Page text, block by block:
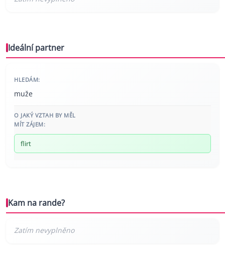
Ideální partner
HLEDÁM:
muže
O JAKÝ VZTAH BY MĚL
MÍT ZÁJEM:
flirt
Kam na rande?